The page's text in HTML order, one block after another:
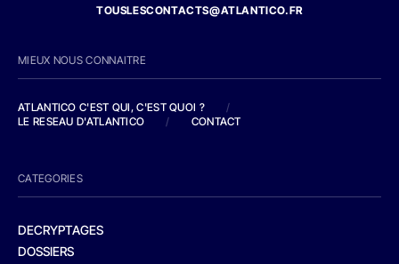
TOUSLESCONTACTS@ATLANTICO.FR
MIEUX NOUS CONNAITRE
ATLANTICO C'EST QUI, C'EST QUOI ?
/
LE RESEAU D'ATLANTICO
/ CONTACT
CATEGORIES
DECRYPTAGES
DOSSIERS